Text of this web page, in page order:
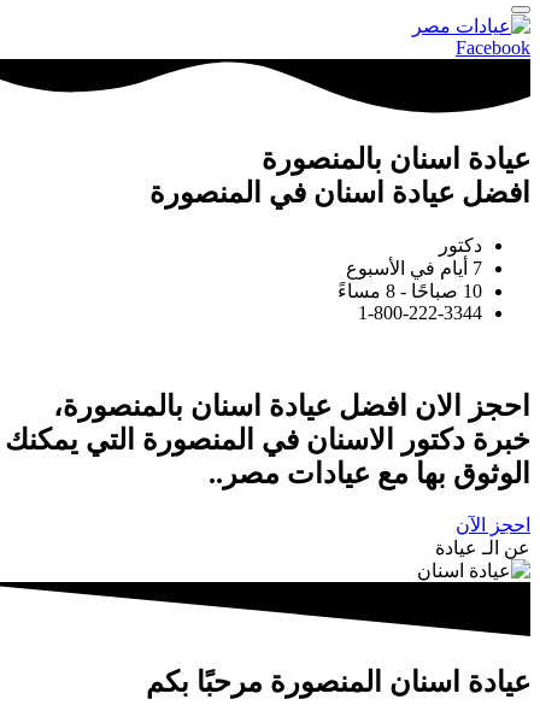
Facebook
عيادة اسنان بالمنصورة
افضل عيادة اسنان في المنصورة
دكتور
10 صباحًا - 8 مساءً
1-800-222-3344
احجز الان افضل عيادة اسنان بالمنصورة،
خبرة دكتور الاسنان في المنصورة التي يمكنك
الوثوق بها مع عيادات مصر..
احجز الآن
عن الـ عيادة
عيادة اسنان المنصورة مرحبًا بكم